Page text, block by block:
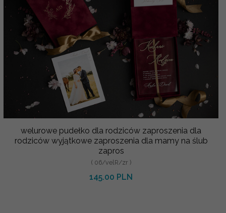
welurowe pudełko dla rodziców zaproszenia dla
rodziców wyjątkowe zaproszenia dla mamy na ślub
zapros
( 06/velR/zr )
145.00 PLN